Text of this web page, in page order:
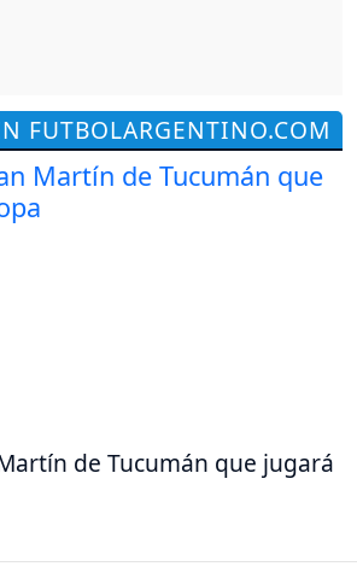
FUTBOLARGENTINO.COM
de Tucumán que jugará